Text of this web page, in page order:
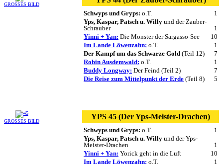
GROSSES BILD
Schwyps und Gryps: o.T.
1
Yps, Kaspar, Patsch u. Willy und der Zauber-
Schrauber
1
Yinni + Yan: Die Monster der Sargasso-See
10
Im Lande Löwenzahn: o.T.
1
Der Kampf um das Schwarze Gold (Teil 12)
7
Robin Ausdemwald: o.T.
1
Buddy Longway: Der Feind (Teil 2)
7
Die Reise zum Mittelpunkt der Erde (Teil 8) 5
GROSSES BILD
YPS 45 (Der Yps-Meister-Drachen)
Schwyps und Gryps: o.T.
1
Yps, Kaspar, Patsch u. Willy und der Yps-
Meister-Drachen
1
Yinni + Yan: Yorick geht in die Luft
10
Im Lande Löwenzahn: o.T.
1